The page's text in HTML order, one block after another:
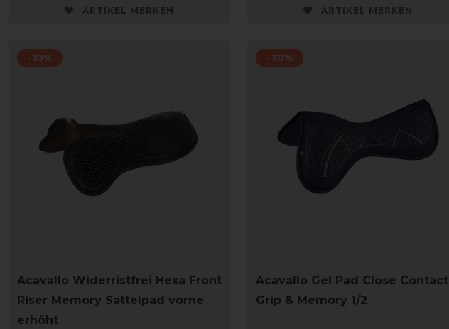
ARTIKEL MERKEN ARTIKEL MERKEN
-10%
Acavallo Widerristfrei Hexa Front
Riser Memory Sattelpad vorne
erhöht
-30%
Acavallo Gel Pad Close Contact
Grip & Memory 1/2